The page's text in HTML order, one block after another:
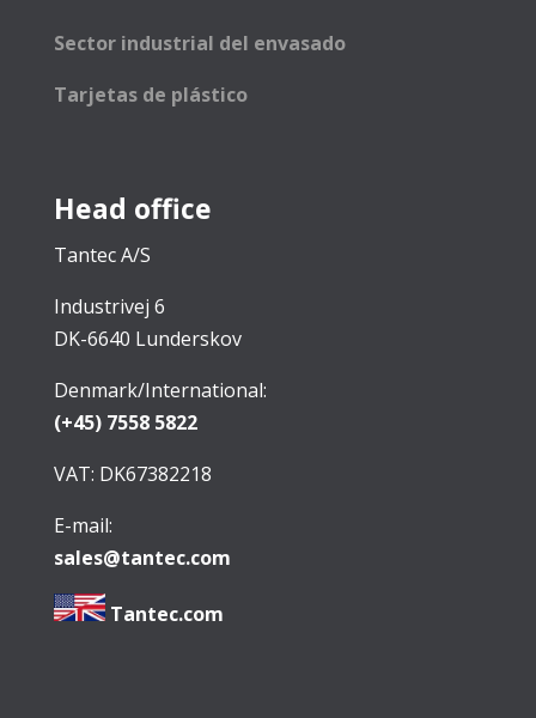
Sector industrial del envasado
Tarjetas de plástico
Head office
Tantec A/S
Industrivej 6
DK-6640 Lunderskov
Denmark/International:
(+45) 7558 5822
VAT: DK67382218
E-mail:
sales@tantec.com
Tantec.com